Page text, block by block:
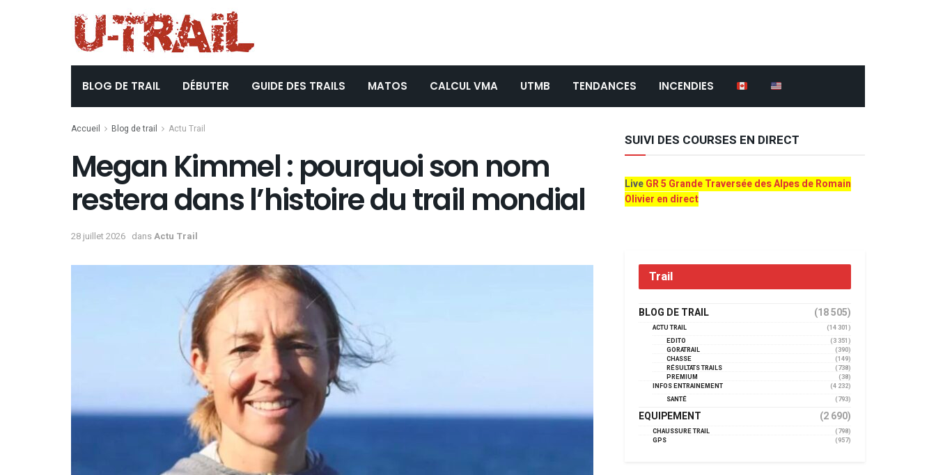
BLOG DE TRAIL DÉBUTER GUIDE DES TRAILS MATOS CALCUL VMA UTMB TENDANCES INCENDIES
Accueil Blog de trail Actu Trail
Megan Kimmel : pourquoi son nom
restera dans l’histoire du trail mondial
28 juillet 2026 dansActu Trail
SUIVI DES COURSES EN DIRECT
LiveGR 5 Grande Traversée des Alpes de Romain
Olivier en direct
Trail
BLOG DE TRAIL (18 505)
ACTU TRAIL
(14 301)
EDITO
(3 351)
GORATRAIL
(390)
CHASSE
(149)
RÉSULTATS TRAILS
(738)
PREMIUM
(38)
INFOS ENTRAINEMENT
(4 232)
SANTÉ
(793)
EQUIPEMENT (2 690)
CHAUSSURE TRAIL
(798)
GPS
(957)